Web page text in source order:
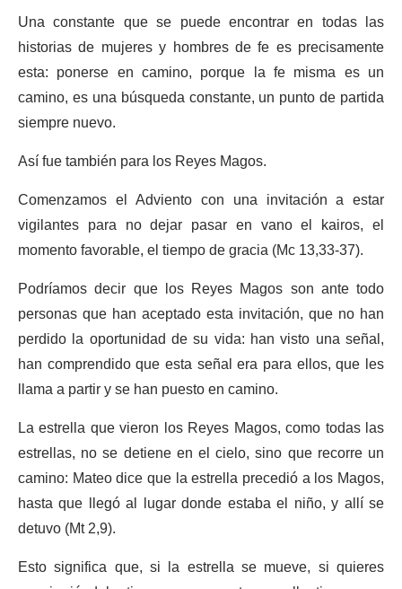
Una constante que se puede encontrar en todas las
historias de mujeres y hombres de fe es precisamente
esta: ponerse en camino, porque la fe misma es un
camino, es una búsqueda constante, un punto de partida
siempre nuevo.
Así fue también para los Reyes Magos.
Comenzamos el Adviento con una invitación a estar
vigilantes para no dejar pasar en vano el kairos, el
momento favorable, el tiempo de gracia (Mc 13,33-37).
Podríamos decir que los Reyes Magos son ante todo
personas que han aceptado esta invitación, que no han
perdido la oportunidad de su vida: han visto una señal,
han comprendido que esta señal era para ellos, que les
llama a partir y se han puesto en camino.
La estrella que vieron los Reyes Magos, como todas las
estrellas, no se detiene en el cielo, sino que recorre un
camino: Mateo dice que la estrella precedió a los Magos,
hasta que llegó al lugar donde estaba el niño, y allí se
detuvo (Mt 2,9).
Esto significa que, si la estrella se mueve, si quieres